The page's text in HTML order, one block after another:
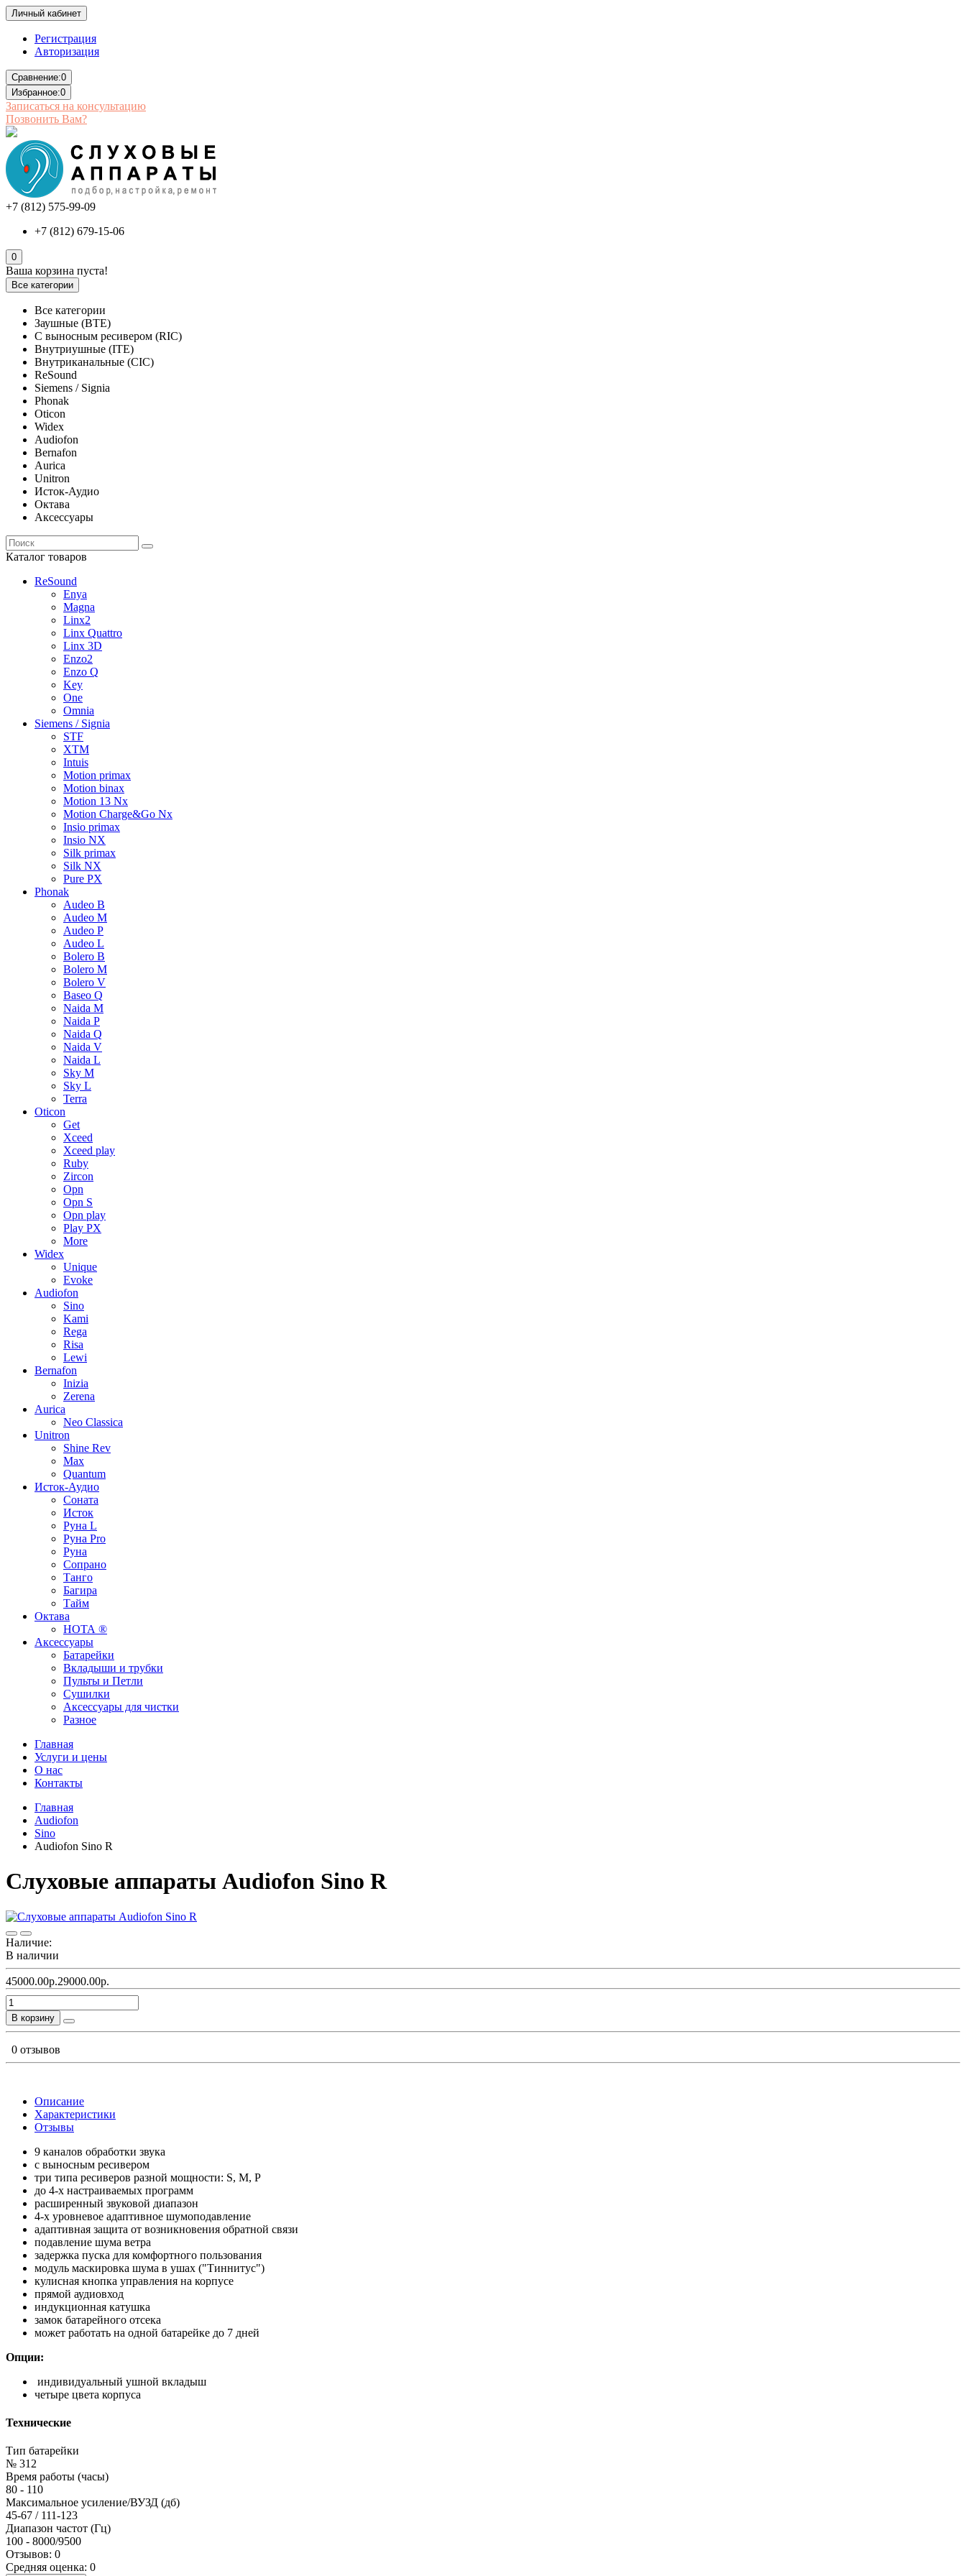
Личный кабинет
Регистрация
Авторизация
Сравнение:0
Избранное:0
Записаться на консультацию
Позвонить Вам?
+7 (812) 575-99-09
+7 (812) 679-15-06
0
Ваша корзина пуста!
Все категории
Все категории
Заушные (BTE)
С выносным ресивером (RIC)
Внутриушные (ITE)
Внутриканальные (CIC)
ReSound
Siemens / Signia
Phonak
Oticon
Widex
Audiofon
Bernafon
Aurica
Unitron
Исток-Аудио
Октава
Аксессуары
Каталог товаров
ReSound
Enya
Magna
Linx2
Linx Quattro
Linx 3D
Enzo2
Enzo Q
Key
One
Omnia
Siemens / Signia
STF
XTM
Intuis
Motion primax
Motion binax
Motion 13 Nx
Motion Charge&Go Nx
Insio primax
Insio NX
Silk primax
Silk NX
Pure PX
Phonak
Audeo B
Audeo M
Audeo P
Audeo L
Bolero B
Bolero M
Bolero V
Baseo Q
Naida M
Naida P
Naida Q
Naida V
Naida L
Sky M
Sky L
Terra
Oticon
Get
Xceed
Xceed play
Ruby
Zircon
Opn
Opn S
Opn play
Play PX
More
Widex
Unique
Evoke
Audiofon
Sino
Kami
Rega
Risa
Lewi
Bernafon
Inizia
Zerena
Aurica
Neo Classica
Unitron
Shine Rev
Max
Quantum
Исток-Аудио
Соната
Исток
Руна L
Руна Pro
Руна
Сопрано
Танго
Багира
Тайм
Октава
НОТА ®
Аксессуары
Батарейки
Вкладыши и трубки
Пульты и Петли
Сушилки
Аксессуары для чистки
Разное
Главная
Услуги и цены
О нас
Контакты
Главная
Audiofon
Sino
Audiofon Sino R
Слуховые аппараты Audiofon Sino R
Наличие:
В наличии
45000.00р.29000.00р.
В корзину
0 отзывов
Описание
Характеристики
Отзывы
9 каналов обработки звука
с выносным ресивером
три типа реcиверов разной мощности: S, M, P
до 4-х настраиваемых программ
расширенный звуковой диапазон
4-х уровневое адаптивное шумоподавление
адаптивная защита от возникновения обратной связи
подавление шума ветра
задержка пуска для комфортного пользования
модуль маскировка шума в ушах ("Тиннитус")
кулисная кнопка управления на корпусе
прямой аудиовход
индукционная катушка
замок батарейного отсека
может работать на одной батарейке до 7 дней
Опции:
индивидуальный ушной вкладыш
четыре цвета корпуса
Технические
Тип батарейки
№ 312
Время работы (часы)
80 - 110
Максимальное усиление/ВУЗД (дб)
45-67 / 111-123
Диапазон частот (Гц)
100 - 8000/9500
Отзывов: 0
Средняя оценка: 0